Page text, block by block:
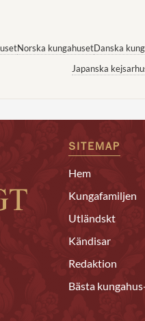
Norska kungahusetDanska
Japanska
SITEMAP
Hem
Kungafamiljen
Utländskt
Kändisar
Redaktion
Bästa